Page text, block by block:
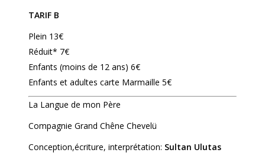
TARIF B
Plein 13€
Réduit* 7€
Enfants (moins de 12 ans) 6€
Enfants et adultes carte Marmaille 5€
La Langue de mon Père
Compagnie Grand Chêne Chevelü
Conception,écriture, interprétation: Sultan Ulutas